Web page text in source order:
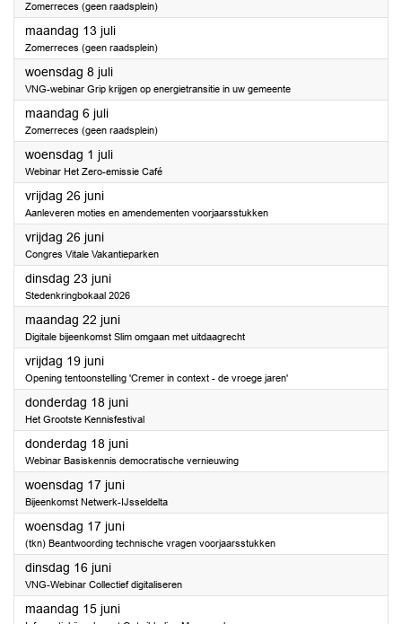
Zomerreces (geen raadsplein)
maandag 13 juli2026
Zomerreces (geen raadsplein)
woensdag 8 juli2026
VNG-webinar Grip krijgen op energietransitie in uw gemeente
maandag 6 juli2026
Zomerreces (geen raadsplein)
woensdag 1 juli2026
Webinar Het Zero-emissie Café
vrijdag 26 juni2026
Aanleveren moties en amendementen voorjaarsstukken
vrijdag 26 juni2026
Congres Vitale Vakantieparken
dinsdag 23 juni2026
Stedenkringbokaal 2026
maandag 22 juni2026
Digitale bijeenkomst Slim omgaan met uitdaagrecht
vrijdag 19 juni2026
Opening tentoonstelling 'Cremer in context - de vroege jaren'
donderdag 18 juni2026
Het Grootste Kennisfestival
donderdag 18 juni2026
Webinar Basiskennis democratische vernieuwing
woensdag 17 juni2026
Bijeenkomst Netwerk-IJsseldelta
woensdag 17 juni2026
(tkn) Beantwoording technische vragen voorjaarsstukken
dinsdag 16 juni2026
VNG-Webinar Collectief digitaliseren
maandag 15 juni2026